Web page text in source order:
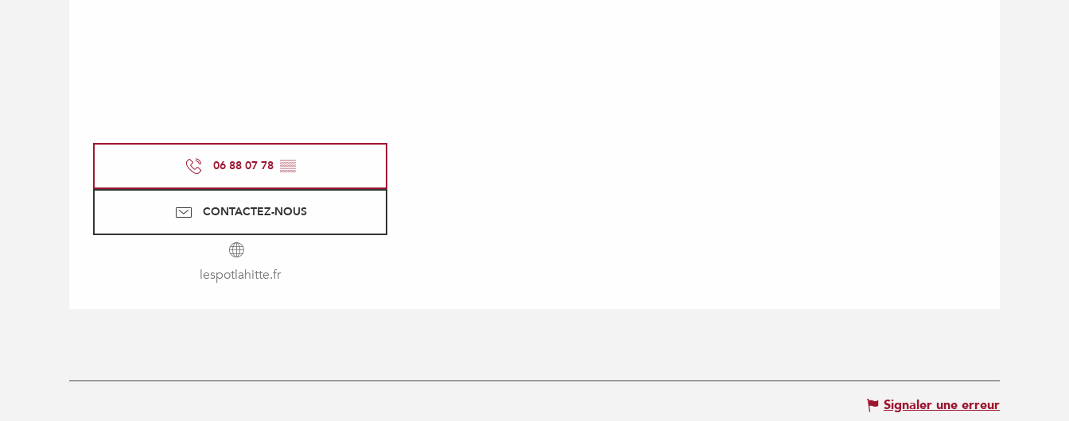
06 88 07 78 ▒▒
CONTACTEZ-NOUS
lespotlahitte.fr
Signaler une erreur